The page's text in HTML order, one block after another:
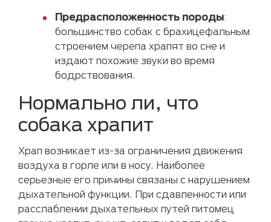
Предрасположенность породы:
большинство собак с брахицефальным
строением черепа храпят во сне и
издают похожие звуки во время
бодрствования.
Нормально ли, что
собака храпит
Храп возникает из-за ограничения движения
воздуха в горле или в носу. Наиболее
серьезные его причины связаны с нарушением
дыхательной функции. При сдавленности или
расслаблении дыхательных путей питомец